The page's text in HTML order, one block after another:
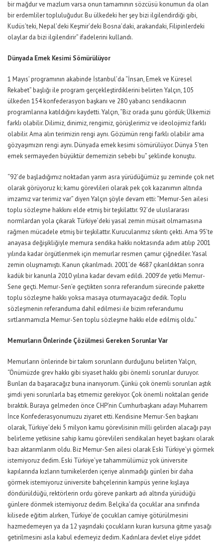
bir mağdur ve mazlum varsa onun tamamının sözcüsü konumun da olan
bir erdemliler topluluğudur. Bu ülkedeki her şey bizi ilgilendirdiği gibi,
Kudüs’teki, Nepal’deki Keşmir’deki Bosna’daki, arakandaki, Filipinlerdeki
olaylar da bizi ilgilendirir” ifadelerini kullandı.
Dünyada Emek Kesimi Sömürülüyor
1 Mayıs’ programının akabinde İstanbul’da “İnsan, Emek ve Küresel
Rekabet” başlığı ile program gerçekleştirdiklerini belirten Yalçın, 105
ülkeden 154 konfederasyon başkanı ve 280 yabancı sendikacının
programlarına katıldığını kaydetti. Yalçın, “Biz orada şunu gördük; Ülkemizi
farklı olabilir. Dilimiz, dinimiz, rengimiz, görüşlerimiz ve ideolojimiz farklı
olabilir. Ama alın terimizin rengi aynı. Gözümün rengi farklı olabilir ama
gözyaşımızın rengi aynı. Dünyada emek kesimi sömürülüyor. Dünya 5’ten
emek sermayeden büyüktür dememizin sebebi bu” şeklinde konuştu.
“92’de başladığımız noktadan yarım asra yürüdüğümüz şu zeminde çok net
olarak görüyoruz ki; kamu görevlileri olarak pek çok kazanımın altında
imzamız var terimiz var” diyen Yalçın şöyle devam etti: “Memur-Sen ailesi
toplu sözleşme hakkını elde etmiş bir teşkilattır. 92’de uluslararası
normlardan yola çıkarak Türkiye’deki yasal zemin müsait olmamasına
rağmen mücadele etmiş bir teşkilattır. Kurucularımız sıkıntı çekti. Ama 95’te
anayasa değişikliğiyle memura sendika hakkı noktasında adım atılıp 2001
yılında kadar örgütlenmek için memurlar resmen çamur çiğnediler. Yasal
zemin oluşmamıştı. Kanun çıkarılmadı. 2001’de 4687 çıkarıldıktan sonra
kadük bir kanunla 2010 yılına kadar devam edildi. 2009’de yetki Memur-
Sene geçti. Memur-Sen’e geçtikten sonra referandum sürecinde pakette
toplu sözleşme hakkı yoksa masaya oturmayacağız dedik. Toplu
sözleşmenin referanduma dahil edilmesi ile bizim referandumu
sırtlanmamızla Memur-Sen toplu sözleşme hakkı elde edilmiş oldu.”
Memurların Önlerinde Çözülmesi Gereken Sorunlar Var
Memurların önlerinde bir takım sorunların durduğunu belirten Yalçın,
“Önümüzde grev hakkı gibi siyaset hakkı gibi önemli sorunlar duruyor.
Bunları da başaracağız buna inanıyorum. Çünkü çok önemli sorunları aştık
şimdi yeni sorunlarla baş etmemiz gerekiyor. Çok önemli noktaları geride
bıraktık. Buraya gelmeden önce CHP’nin Cumhurbaşkanı adayı Muharrem
İnce Konfederasyonumuzu ziyaret etti. Kendisine Memur-Sen başkanı
olarak, Türkiye’deki 5 milyon kamu görevlisinin milli gelirden alacağı payı
belirleme yetkisine sahip kamu görevlileri sendikaları heyet başkanı olarak
bazı aktarımlarım oldu. Biz Memur-Sen ailesi olarak Eski Türkiye’yi görmek
istemiyoruz dedim. Eski Türkiye’ye tahammülümüz yok üniversite
kapılarında kızların turnikelerden içeriye alınmadığı günleri bir daha
görmek istemiyoruz üniversite bahçelerinin kampüs yerine kışlaya
döndürüldüğü, rektörlerin ordu göreve pankartı adı altında yürüdüğü
günlere dönmek istemiyoruz dedim. Belçika’da çocuklar ana sınıfında
kilisede eğitim alırken, Türkiye’de çocukları camiye götürülmesini
hazmedemeyen ya da 12 yaşındaki çocukların kuran kursuna gitme yasağı
getirilmesini asla kabul edemeyiz dedim. Kadınlara devlet eliye şiddet